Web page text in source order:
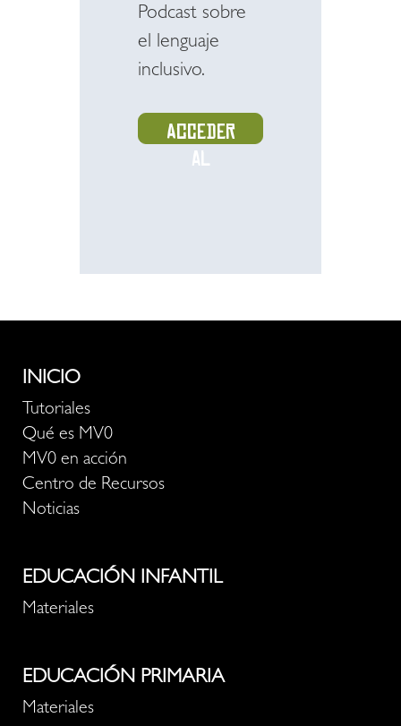
Podcast sobre
el lenguaje
inclusivo.
Acceder
al
INICIO
Tutoriales
Qué es MV0
MV0 en acción
Centro de Recursos
Noticias
EDUCACIÓN INFANTIL
Materiales
EDUCACIÓN PRIMARIA
Materiales